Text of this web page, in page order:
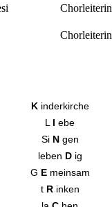
Chorleiterin
Chorleiterin
Kinderkirche
L I ebe
Si Ngen
leben Dig
G Emeinsam
t Rinken